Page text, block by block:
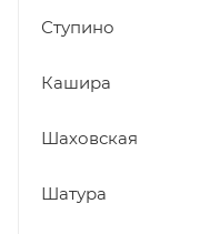
Ступино
Кашира
Шаховская
Шатура